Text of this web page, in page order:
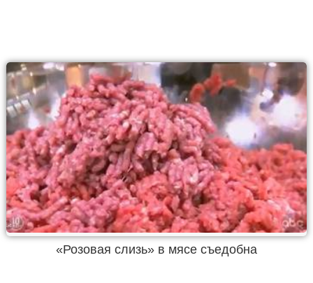
«Розовая слизь» в мясе съедобна